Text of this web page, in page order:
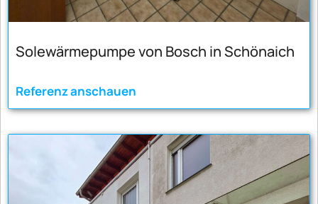
Solewärmepumpe von Bosch in Schönaich
Referenz anschauen